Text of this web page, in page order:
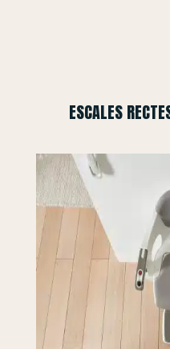
ESCALES